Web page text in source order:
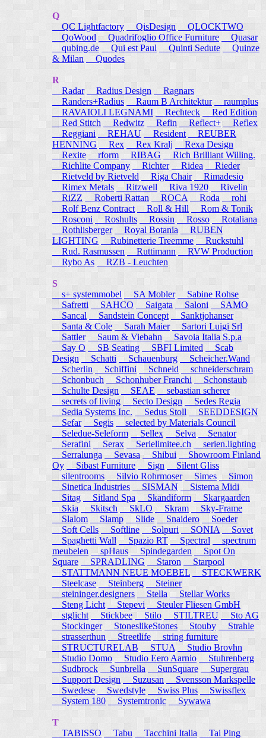
Q
QC Lightfactory
QisDesign
QLOCKTWO
QoWood Quadrifoglio Office Furniture
Quasar
qubing.de
Qui est Paul Quinti Sedute
Quinze
& Milan
Quodes
R
Radar
Radius Design
Ragnars
Randers+Radius
Raum B Architektur raumplus
RAVAIOLI LEGNAMI
Rechteck
Red Edition
Red Stitch
Redwitz Refin Reflect+
Reflex
Reggiani
REHAU Resident
REUBER
HENNING
Rex Rex Kralj
Rexa Design
Rexite
rform RIBAG
Rich Brilliant Willing.
Richlite Company
Richter Ridea
Rieder
Rietveld by Rietveld
Riga Chair
Rimadesio
Rimex Metals
Ritzwell Riva 1920
Rivelin
RiZZ
Roberti Rattan ROCA Roda
rohi
Rolf Benz Contract
Roll & Hill
Rom & Tonik
Rosconi Roshults Rossin Rosso
Rotaliana
Rothlisberger
Royal Botania
RUBEN
LIGHTING
Rubinetterie Treemme
Ruckstuhl
Rud. Rasmussen
Ruttimann
RVW Production
Rybo As
RZB - Leuchten
S
s+ systemmobel
SA Mobler
Sabine Rohse
Safretti
SAHCO Saigata Saloni
SAMO
Sancal
Sandstein Concept
Sanktjohanser
Santa & Cole
Sarah Maier
Sartori Luigi Srl
Sattler
Saum & Viebahn
Savoia Italia S.p.a
Say O
SB Seating SBFI Limited
Scab
Design
Schatti Schauenburg
Scheicher.Wand
Scherlin
Schiffini Schneid
schneiderschram
Schonbuch
Schonhuber Franchi
Schonstaub
Schulte Design
SEAE
sebastian scherer
secrets of living
Secto Design
Sedes Regia
Sedia Systems Inc.
Sedus Stoll
SEEDDESIGN
Sefar
Segis
selected by Materials Council
Seledue-Seleform
Sellex Selva
Senator
Serafini
Serax Serielimitee.ch
serien.lighting
Serralunga
Sevasa Shibui
Showroom Finland
Oy
Sibast Furniture Sign
Silent Gliss
silentrooms
Silvio Rohrmoser Simes Simon
Sinetica Industries
SISMAN
Sistema Midi
Sitag
Sitland Spa Skandiform
Skargaarden
Skia
Skitsch SkLO Skram
Sky-Frame
Slalom
Slamp Slide Snaidero
Soeder
Soft Cells
Softline Solpuri SONIA
Sovet
Spaghetti Wall
Spazio RT Spectral
spectrum
meubelen
spHaus Spindegarden
Spot On
Square
SPRADLING Staron
Starpool
STATTMANN NEUE MOEBEL
STECKWERK
Steelcase
Steinberg
Steiner
steininger.designers
Stella Stellar Works
Steng Licht
Stepevi
Steuler Fliesen GmbH
stglicht
Stickbee Stilo STILTREU
Sto AG
Stockinger
StoneslikeStones Stouby
Strahle
strasserthun
Streetlife
string furniture
STRUCTURELAB
STUA
Studio Brovhn
Studio Domo
Studio Eero Aarnio
Stuhrenberg
Sudbrock
Sunbrella SunSquare
Supergrau
Support Design
Suzusan
Svensson Markspelle
Swedese
Swedstyle Swiss Plus
Swissflex
System 180
Systemtronic Sywawa
T
TABISSO
Tabu Tacchini Italia
Tai Ping